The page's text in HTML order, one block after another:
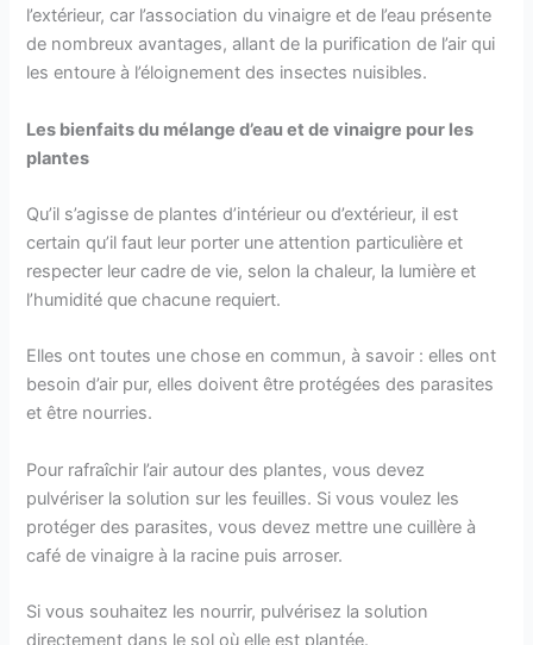
l’extérieur, car l’association du vinaigre et de l’eau présente
de nombreux avantages, allant de la purification de l’air qui
les entoure à l’éloignement des insectes nuisibles.
Les bienfaits du mélange d’eau et de vinaigre pour les
plantes
Qu’il s’agisse de plantes d’intérieur ou d’extérieur, il est
certain qu’il faut leur porter une attention particulière et
respecter leur cadre de vie, selon la chaleur, la lumière et
l’humidité que chacune requiert.
Elles ont toutes une chose en commun, à savoir : elles ont
besoin d’air pur, elles doivent être protégées des parasites
et être nourries.
Pour rafraîchir l’air autour des plantes, vous devez
pulvériser la solution sur les feuilles. Si vous voulez les
protéger des parasites, vous devez mettre une cuillère à
café de vinaigre à la racine puis arroser.
Si vous souhaitez les nourrir, pulvérisez la solution
directement dans le sol où elle est plantée.